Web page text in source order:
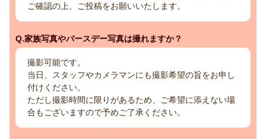
ご確認の上、ご投稿をお願いいたします。
Q.家族写真やバースデー写真は撮れますか？
撮影可能です。
当日、スタッフやカメラマンにも撮影希望の旨をお申し
付けください。
ただし撮影時間に限りがあるため、ご希望に添えない場
合もございますので予めご了承ください。